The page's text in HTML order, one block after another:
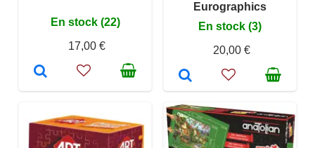
En stock (22)
17,00 €
Eurographics
En stock (3)
20,00 €